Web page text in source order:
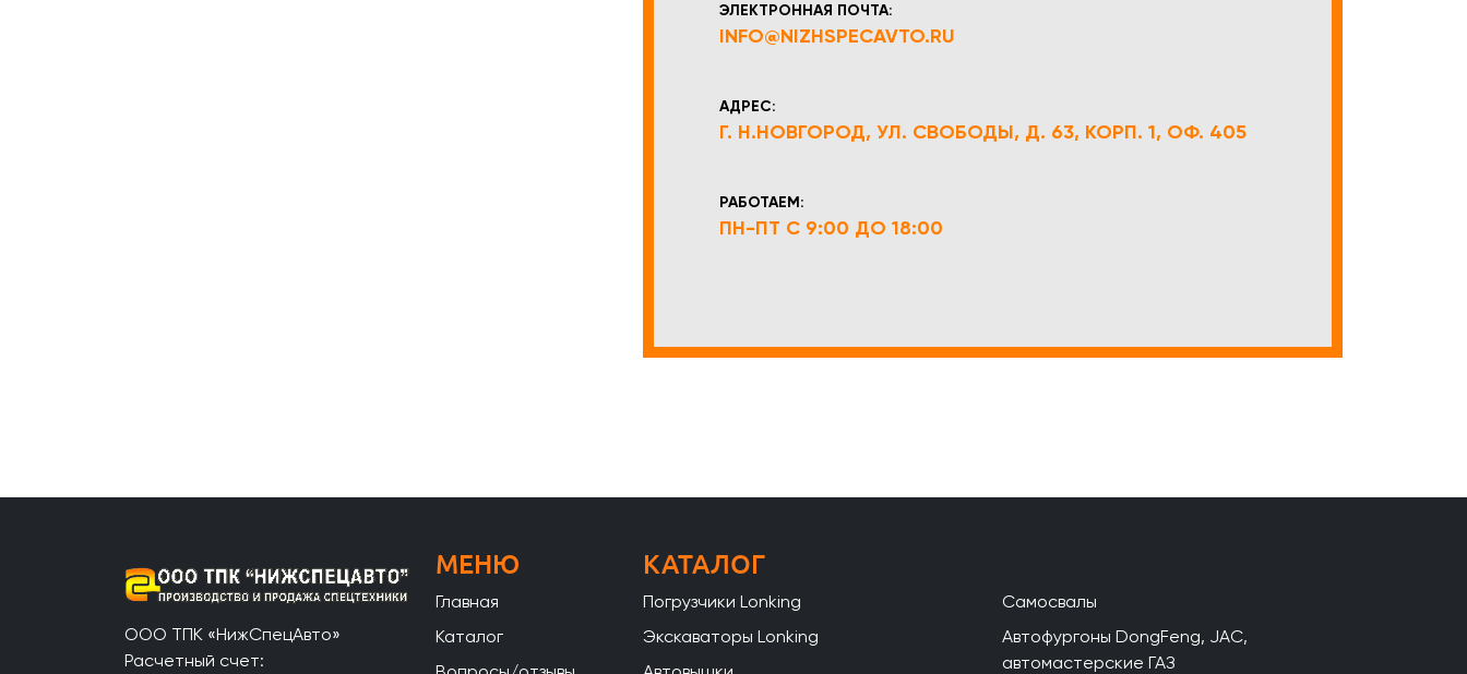
ЭЛЕКТРОННАЯ ПОЧТА:
INFO@NIZHSPECAVTO.RU
АДРЕС:
Г. Н.НОВГОРОД, УЛ. СВОБОДЫ, Д. 63, КОРП. 1, ОФ. 405
РАБОТАЕМ:
ПН-ПТ С 9:00 ДО 18:00
ООО ТПК «НижСпецАвто»
Расчетный счет:
МЕНЮ
Главная
Каталог
КАТАЛОГ
Погрузчики Lonking
Экскаваторы Lonking
Самосвалы
Автофургоны DongFeng, JAC,
автомастерские ГАЗ